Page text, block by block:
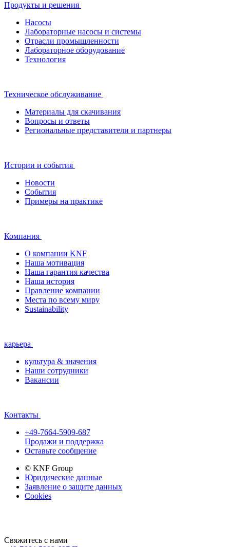
Продукты и решения
Насосы
Лабораторные насосы и системы
Отрасли промышленности
Лабораторное оборудование
Технология
Техническое обслуживание
Материалы для скачивания
Вопросы и ответы
Региональные представители и партнеры
Истории и события
Новости
События
Примеры на практике
Компания
О компании KNF
Наша мотивация
Наша гарантия качества
Наша история
Правление компании
Места по всему миру
Sustainability
карьера
культура & значения
Наши сотрудники
Вакансии
Контакты
+49-7664-5909-687
Продажи и поддержка
Оставьте сообщение
© KNF Group
Юридические данные
Заявление о защите данных
Cookies
Свяжитесь с нами